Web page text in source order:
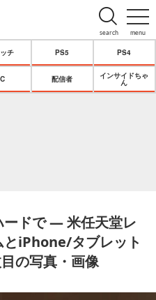
menu
search
チ PS5 PS4
配信者
インサイドちゃ
ん
ードで ― 米任天堂レ
とiPhone/タブレット
の写真・画像